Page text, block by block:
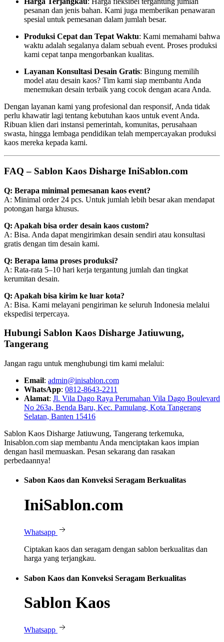
pesanan dan jenis bahan. Kami juga memberikan penawaran
spesial untuk pemesanan dalam jumlah besar.
Produksi Cepat dan Tepat Waktu: Kami memahami bahwa
waktu adalah segalanya dalam sebuah event. Proses produksi
kami cepat tanpa mengorbankan kualitas.
Layanan Konsultasi Desain Gratis: Bingung memilih
model atau desain kaos? Tim kami siap membantu Anda
menemukan desain terbaik yang cocok dengan acara Anda.
Dengan layanan kami yang profesional dan responsif, Anda tidak
perlu khawatir lagi tentang kebutuhan kaos untuk event Anda.
Ribuan klien dari instansi pemerintah, komunitas, perusahaan
swasta, hingga lembaga pendidikan telah mempercayakan produksi
kaos mereka kepada kami.
FAQ – Sablon Kaos Disharge IniSablon.com
Q: Berapa minimal pemesanan kaos event?
A: Minimal order 24 pcs. Untuk jumlah lebih besar akan mendapat
potongan harga khusus.
Q: Apakah bisa order desain kaos custom?
A: Bisa. Anda dapat mengirimkan desain sendiri atau konsultasi
gratis dengan tim desain kami.
Q: Berapa lama proses produksi?
A: Rata-rata 5–10 hari kerja tergantung jumlah dan tingkat
kerumitan desain.
Q: Apakah bisa kirim ke luar kota?
A: Bisa. Kami melayani pengiriman ke seluruh Indonesia melalui
ekspedisi terpercaya.
Hubungi Sablon Kaos Disharge Jatiuwung,
Tangerang
Jangan ragu untuk menghubungi tim kami melalui:
Email: admin@inisablon.com
WhatsApp: 0812-8643-2211
Alamat: Jl. Vila Dago Raya Perumahan Vila Dago Boulevard
No 263a, Benda Baru, Kec. Pamulang, Kota Tangerang
Selatan, Banten 15416
Sablon Kaos Disharge Jatiuwung, Tangerang terkemuka,
Inisablon.com siap membantu Anda menciptakan kaos impian
dengan hasil memuaskan. Pesan sekarang dan rasakan
perbedaannya!
Sabon Kaos dan Konveksi Seragam Berkualitas
IniSablon.com
Whatsapp
Ciptakan kaos dan seragam dengan sablon berkualitas dan
harga yang terjangkau.
Sabon Kaos dan Konveksi Seragam Berkualitas
Sablon Kaos
Whatsapp